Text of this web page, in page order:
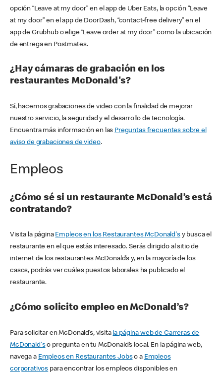
opción “Leave at my door” en el app de Uber Eats, la opción “Leave
at my door” en el app de DoorDash, “contact-free delivery” en el
app de Grubhub o elige “Leave order at my door” como la ubicación
de entrega en Postmates.
¿Hay cámaras de grabación en los
restaurantes McDonald's?
Sí, hacemos grabaciones de video con la finalidad de mejorar
nuestro servicio, la seguridad y el desarrollo de tecnología.
Encuentra más información en las Preguntas frecuentes sobre el
aviso de grabaciones de video.
Empleos
¿Cómo sé si un restaurante McDonald’s está
contratando?
Visita la página Empleos en los Restaurantes McDonald'sy busca el
restaurante en el que estás interesado. Serás dirigido al sitio de
internet de los restaurantes McDonald’s y, en la mayoría de los
casos, podrás ver cuáles puestos laborales ha publicado el
restaurante.
¿Cómo solicito empleo en McDonald’s?
Para solicitar en McDonald’s, visita la página web de Carreras de
McDonald'so pregunta en tu McDonald’s local. En la página web,
navega a Empleos en Restaurantes Jobso a Empleos
corporativos para encontrar los empleos disponibles en